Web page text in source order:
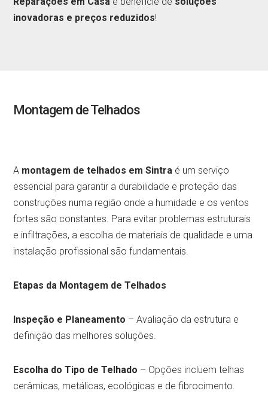
inovadoras e preços reduzidos!
Montagem de Telhados
A montagem de telhados em Sintra é um serviço
essencial para garantir a durabilidade e proteção das
construções numa região onde a humidade e os ventos
fortes são constantes. Para evitar problemas estruturais
e infiltrações, a escolha de materiais de qualidade e uma
instalação profissional são fundamentais.
Etapas da Montagem de Telhados
Inspeção e Planeamento – Avaliação da estrutura e
definição das melhores soluções.
Escolha do Tipo de Telhado – Opções incluem telhas
cerâmicas, metálicas, ecológicas e de fibrocimento.